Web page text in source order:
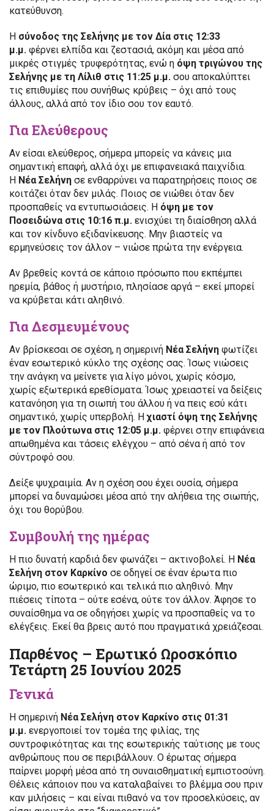
κατεύθυνση.
Η σύνοδος της Σελήνης με τον Δία στις 12:33
μ.μ. φέρνει ελπίδα και ζεστασιά, ακόμη και μέσα από
μικρές στιγμές τρυφερότητας, ενώ η όψη τριγώνου της
Σελήνης με τη Λίλιθ στις 11:25 μ.μ. σου αποκαλύπτει
τις επιθυμίες που συνήθως κρύβεις – όχι από τους
άλλους, αλλά από τον ίδιο σου τον εαυτό.
Για Ελεύθερους
Αν είσαι ελεύθερος, σήμερα μπορείς να κάνεις μια
σημαντική επαφή, αλλά όχι με επιφανειακά παιχνίδια.
Η Νέα Σελήνη σε ενθαρρύνει να παρατηρήσεις ποιος σε
κοιτάζει όταν δεν μιλάς. Ποιος σε νιώθει όταν δεν
προσπαθείς να εντυπωσιάσεις. Η όψη με τον
Ποσειδώνα στις 10:16 π.μ. ενισχύει τη διαίσθηση αλλά
και τον κίνδυνο εξιδανίκευσης. Μην βιαστείς να
ερμηνεύσεις τον άλλον – νιώσε πρώτα την ενέργεια.
Αν βρεθείς κοντά σε κάποιο πρόσωπο που εκπέμπει
ηρεμία, βάθος ή μυστήριο, πλησίασε αργά – εκεί μπορεί
να κρύβεται κάτι αληθινό.
Για Δεσμευμένους
Αν βρίσκεσαι σε σχέση, η σημερινή Νέα Σελήνη φωτίζει
έναν εσωτερικό κύκλο της σχέσης σας. Ίσως νιώσεις
την ανάγκη να μείνετε για λίγο μόνοι, χωρίς κόσμο,
χωρίς εξωτερικά ερεθίσματα. Ίσως χρειαστεί να δείξεις
κατανόηση για τη σιωπή του άλλου ή να πεις εσύ κάτι
σημαντικό, χωρίς υπερβολή. Ηχιαστί όψη της Σελήνης
με τον Πλούτωνα στις 12:05 μ.μ. φέρνει στην επιφάνεια
απωθημένα και τάσεις ελέγχου – από σένα ή από τον
σύντροφό σου.
Δείξε ψυχραιμία. Αν η σχέση σου έχει ουσία, σήμερα
μπορεί να δυναμώσει μέσα από την αλήθεια της σιωπής,
όχι του θορύβου.
Συμβουλή της ημέρας
Η πιο δυνατή καρδιά δεν φωνάζει – ακτινοβολεί. Η Νέα
Σελήνη στον Καρκίνο σε οδηγεί σε έναν έρωτα πιο
ώριμο, πιο εσωτερικό και τελικά πιο αληθινό. Μην
πιέσεις τίποτα – ούτε εσένα, ούτε τον άλλον. Άφησε το
συναίσθημα να σε οδηγήσει χωρίς να προσπαθείς να το
ελέγξεις. Εκεί θα βρεις αυτό που πραγματικά χρειάζεσαι.
Παρθένος – Ερωτικό Ωροσκόπιο
Τετάρτη 25 Ιουνίου 2025
Γενικά
Η σημερινή Νέα Σελήνη στον Καρκίνο στις 01:31
μ.μ. ενεργοποιεί τον τομέα της φιλίας, της
συντροφικότητας και της εσωτερικής ταύτισης με τους
ανθρώπους που σε περιβάλλουν. Ο έρωτας σήμερα
παίρνει μορφή μέσα από τη συναισθηματική εμπιστοσύνη.
Θέλεις κάποιον που να καταλαβαίνει το βλέμμα σου πριν
καν μιλήσεις – και είναι πιθανό να τον προσελκύσεις, αν